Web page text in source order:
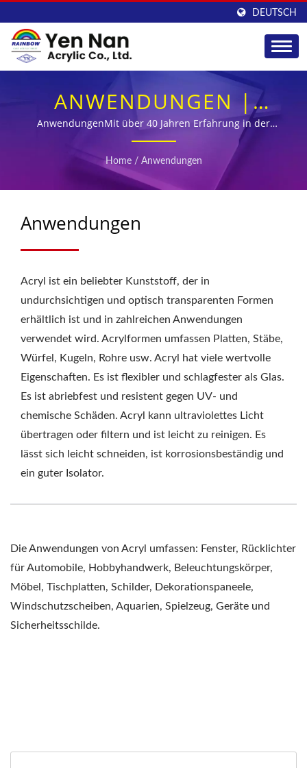
DEUTSCH
ANWENDUNGEN |
ACRYLROHR- UND -
STABVERSORGUNG FÜR
DIE INDUSTRIE - YEN
AnwendungenMit über 40 Jahren Erfahrung in der
Herstellung von Acrylplatten und einem
unerschütterlichen Engagement für Qualitätskontrolle
hat YEN NAN sich als führender Hersteller von
Acrylplatten in Asien etabliert.
Home / Anwendungen
Anwendungen
Acryl ist ein beliebter Kunststoff, der in
undurchsichtigen und optisch transparenten Formen
erhältlich ist und in zahlreichen Anwendungen
verwendet wird. Acrylformen umfassen Platten, Stäbe,
Würfel, Kugeln, Rohre usw. Acryl hat viele wertvolle
Eigenschaften. Es ist flexibler und schlagfester als Glas.
Es ist abriebfest und resistent gegen UV- und
chemische Schäden. Acryl kann ultraviolettes Licht
übertragen oder filtern und ist leicht zu reinigen. Es
lässt sich leicht schneiden, ist korrosionsbeständig und
ein guter Isolator.
Die Anwendungen von Acryl umfassen: Fenster, Rücklichter
für Automobile, Hobbyhandwerk, Beleuchtungskörper,
Möbel, Tischplatten, Schilder, Dekorationspaneele,
Windschutzscheiben, Aquarien, Spielzeug, Geräte und
Sicherheitsschilde.